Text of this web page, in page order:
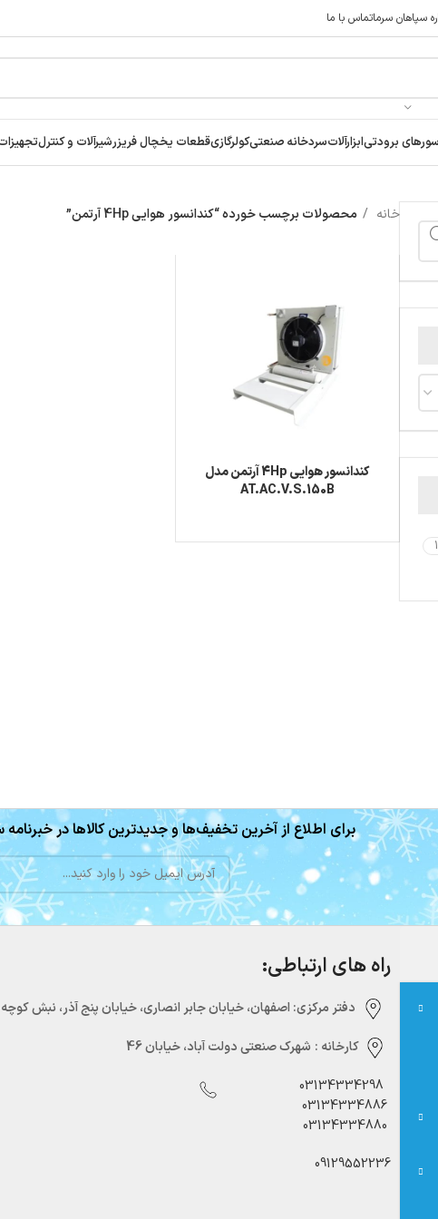
سپاهان سرماتماس با ما
برودتیابزارآلاتسردخانه صنعتیکولرگازیقطعات یخچال فریزرشیرآلات و کنترل
1
خانه محصولات برچسب خورده “کندانسور هوایی 4Hp آرتمن”
کندانسور هوایی 4Hp آرتمن مدل
AT.AC.V.S.150B
برای اطلاع از آخرین تخفیف‌ها و جدیدترین کالاها در
راه های ارتباطی:
دفتر مرکزی:‌ اصفهان، خیابان جابر انصاری، خیابان پنج آذر، نبش کوچه 12، فروشگاه سپاهان سرما
کارخانه : شهرک صنعتی دولت آباد، خیابان 46
03134334298
03134334886
03134334880
09129552236